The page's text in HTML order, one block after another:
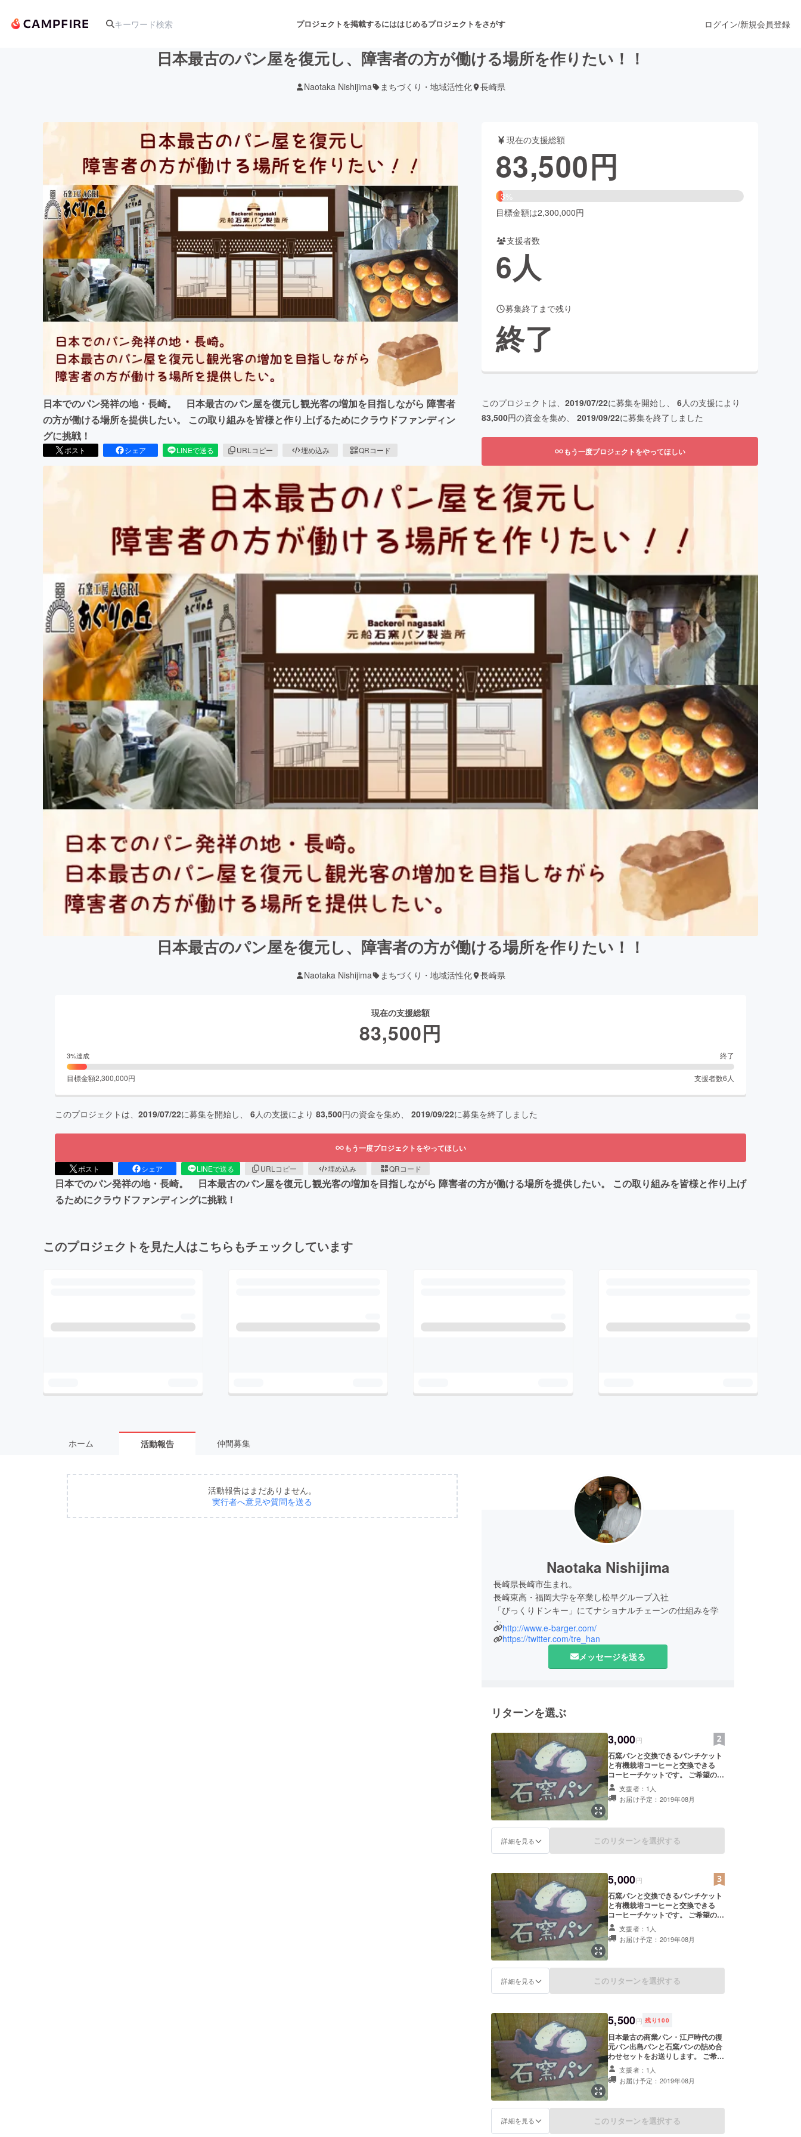
プロジェクトを掲載するにははじめるプロジェクトをさがす
アート・写真 音楽 舞台・パフォーマンス
ファッション
映像・映画 書籍・雑誌出版 アニメ・漫画
ビジネス・起業 チャレンジ ビューティー・ヘルスケア
まちづくり・地域活性化
CAMPFIRE for Social Good
CAMPFIRE Creation
machi-ya
ログイン/新規会員登録
日本最古のパン屋を復元し、障害者の方が働ける場所を作りたい！！
Naotaka Nishijima まちづくり・地域活性化 長崎県
日本でのパン発祥の地・長崎。 日本最古のパン屋を復元し観光客の増加を目指しながら 障害者
の方が働ける場所を提供したい。 この取り組みを皆様と作り上げるためにクラウドファンディン
グに挑戦！
ポスト シェア LINEで送る URLコピー 埋め込み QRコード
現在の支援総額
83,500円
3%
目標金額は2,300,000円
支援者数
6人
募集終了まで残り
終了
このプロジェクトは、 2019/07/22に募集を開始し、 6人の支援により
83,500円の資金を集め、 2019/09/22に募集を終了しました
もう一度プロジェクトをやってほしい
日本最古のパン屋を復元し、障害者の方が働ける場所を作りたい！！
Naotaka Nishijima まちづくり・地域活性化 長崎県
現在の支援総額
83,500円
3%達成 終了
目標金額2,300,000円 支援者数6 人
このプロジェクトは、 2019/07/22に募集を開始し、 6人の支援により 83,500円の資金を集め、 2019/09/22に募集を終了しました
もう一度プロジェクトをやってほしい
ポスト シェア LINEで送る URLコピー 埋め込み QRコード
日本でのパン発祥の地・長崎。 日本最古のパン屋を復元し観光客の増加を目指しながら 障害者の方が働ける場所を提供したい。 この取り組みを皆様と作り上げ
るためにクラウドファンディングに挑戦！
このプロジェクトを見た人はこちらもチェックしています
ホーム 活動報告 仲間募集
活動報告はまだありません。
実行者へ意見や質問を送る
Naotaka Nishijima
長崎県長崎市生まれ。
長崎東高・福岡大学を卒業し松早グループ入社
「びっくりドンキー」にてナショナルチェーンの仕組みを学
ぶ。
その後飲食店を立ち上げ独立するも撤退。
パン屋で再度独立し、障害者就労支援を行いながら日々運営
http://www.e-barger.com/
https://twitter.com/tre_han
メッセージを送る
リターンを選ぶ
3,000円
石窯パンと交換できるパンチケット
と有機栽培コーヒーと交換できる
コーヒーチケットです。 ご希望の方
は店舗にお名前を掲載させて頂きま
すので、ご支援の時に備考欄にお名
前をご記入ください。 新しいパン作
支援者：1人
お届け予定：2019年08月
詳細を見る このリターンを選択する
5,000円
石窯パンと交換できるパンチケット
と有機栽培コーヒーと交換できる
コーヒーチケットです。 ご希望の方
は店舗にお名前を掲載させて頂きま
すので、ご支援の時に備考欄にお名
前をご記入ください。 新しいパン作
支援者：1人
お届け予定：2019年08月
詳細を見る このリターンを選択する
5,500円 残り100
日本最古の商業パン・江戸時代の復
元パン出島パンと石窯パンの詰め合
わせセットをお送りします。 ご希望
の方は店舗にお名前を掲載させて頂
きますので、ご支援の時に備考欄に
お名前をご記入ください。 新しいパ
支援者：1人
お届け予定：2019年08月
詳細を見る このリターンを選択する